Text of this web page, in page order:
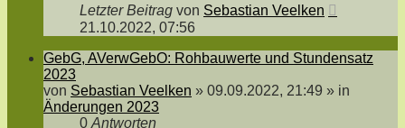
Letzter Beitrag von Sebastian Veelken
21.10.2022, 07:56
GebG, AVerwGebO: Rohbauwerte und Stundensatz
2023
von Sebastian Veelken » 09.09.2022, 21:49 » in
Änderungen 2023
0 Antworten